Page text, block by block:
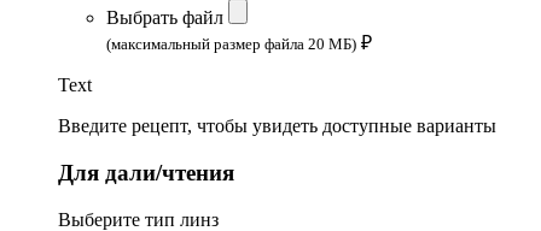
Выбрать файл
(максимальный размер файла 20 МБ) ₽
Text
Введите рецепт, чтобы увидеть доступные варианты
Для дали/чтения
Выберите тип линз